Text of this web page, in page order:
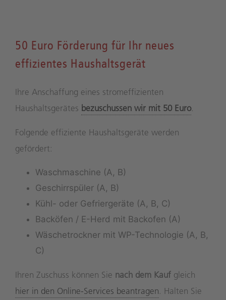
50 Euro Förderung für Ihr neues
effizientes Haushaltsgerät
Ihre Anschaffung eines stromeffizienten
Haushaltsgerätes bezuschussen wir mit 50 Euro.
Folgende effiziente Haushaltsgeräte werden
gefördert:
Waschmaschine (A, B)
Geschirrspüler (A, B)
Kühl- oder Gefriergeräte (A, B, C)
Backöfen / E-Herd mit Backofen (A)
Wäschetrockner mit WP-Technologie (A, B,
C)
Ihren Zuschuss können Sie nach dem Kauf gleich
hier in den Online-Services beantragen. Halten Sie